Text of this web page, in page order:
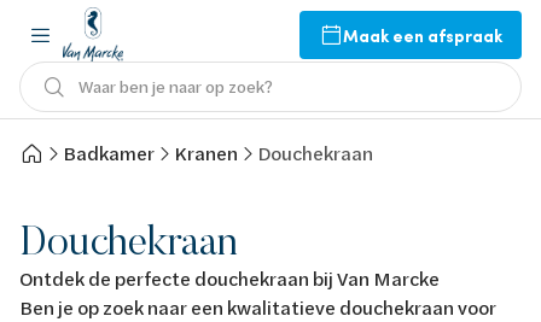
Maak een afspraak
Waar ben je naar op zoek?
Badkamer Kranen Douchekraan
Douchekraan
Ontdek de perfecte douchekraan bij Van Marcke
Ben je op zoek naar een kwalitatieve douchekraan voor